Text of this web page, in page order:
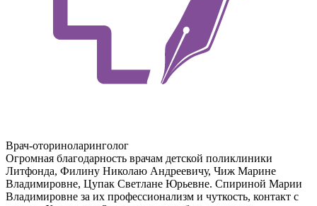
Врач-оториноларинголог
Огромная благодарность врачам детской поликлиники
Литфонда, Филину Николаю Андреевичу, Чиж Марине
Владимировне, Цупак Светлане Юрьевне. Спириной Марии
Владимировне за их профессионализм и чуткость, контакт с